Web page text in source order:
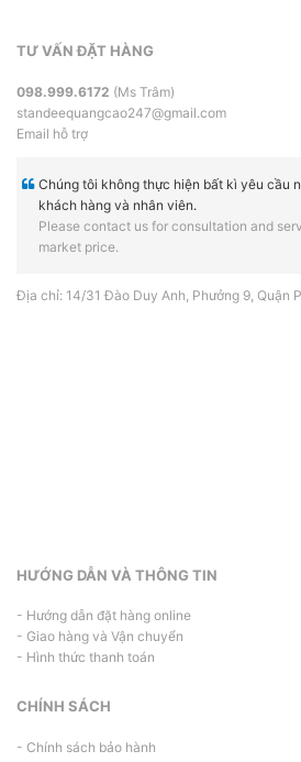
TƯ VẤN ĐẶT HÀNG
098.999.6172 (Ms Trâm)
standeequangcao247@gmail.com
Email hỗ trợ
Chúng tôi không thực hiện bất kì yêu cầu
khách hàng và nhân viên.
Please contact us for consultation and
market price.
Địa chỉ: 14/31 Đào Duy Anh, Phưởng 9, Quận
HƯỚNG DẪN VÀ THÔNG TIN
- Hướng dẫn đặt hàng online
- Giao hàng và Vận chuyển
- Hình thức thanh toán
CHÍNH SÁCH
- Chính sách bảo hành